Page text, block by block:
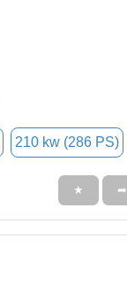
210 kw (286 PS)
★ ➦